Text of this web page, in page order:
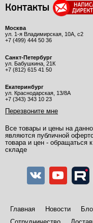
Контакты
Москва
ул. 1-я Владимирская, 10А, с2
+7 (499) 444 50 36
Санкт-Петербург
ул. Бабушкина, 21К
+7 (812) 615 41 50
Екатеринбург
ул. Краснодарская, 13/8А
+7 (343) 343 10 23
Перезвоните мне
Все товары и цены на
являются публичной
товара и цен - обращаться
складе
Главная Новости